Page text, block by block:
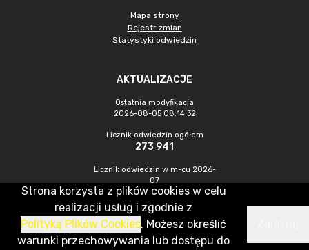
Mapa strony
Rejestr zmian
Statystyki odwiedzin
AKTUALIZACJE
Ostatnia modyfikacja
2026-08-05 08:14:32
Licznik odwiedzin ogółem
273 941
Licznik odwiedzin w m-cu 2026-
07
730
CMS & Hosting: Nefeni Sp. z o.o.
Strona korzysta z plików cookies w celu
realizacji usług i zgodnie z
Polityką Plików Cookies. Możesz określić
warunki przechowywania lub dostępu do